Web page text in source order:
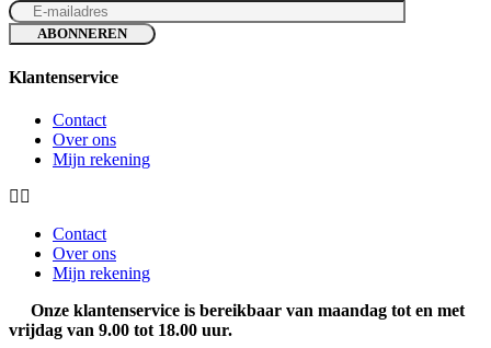
Klantenservice
Contact
Over ons
Mijn rekening
Contact
Over ons
Mijn rekening
Onze klantenservice is bereikbaar van maandag tot en met
vrijdag van 9.00 tot 18.00 uur.